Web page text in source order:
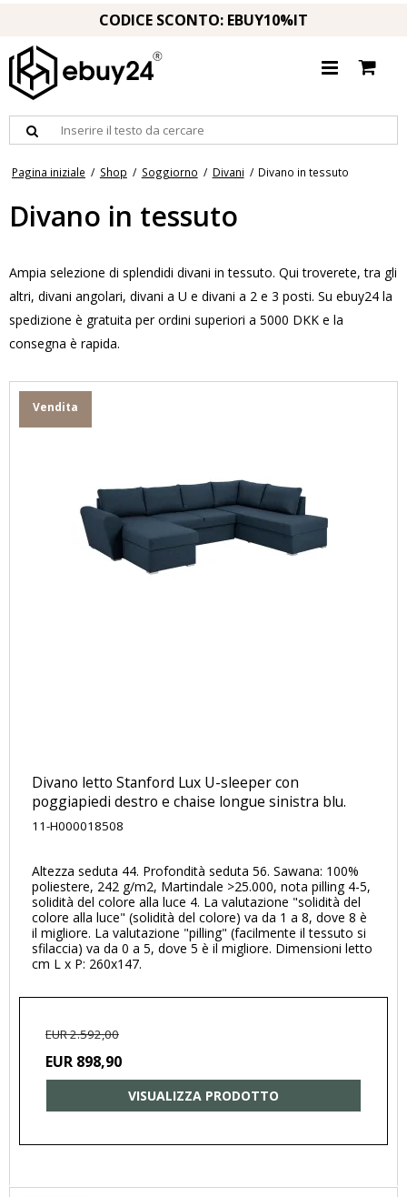
CODICE SCONTO: EBUY10%IT
Pagina iniziale / Shop / Soggiorno / Divani / Divano in tessuto
Divano in tessuto
Ampia selezione di splendidi divani in tessuto. Qui troverete, tra gli
altri, divani angolari, divani a U e divani a 2 e 3 posti. Su ebuy24 la
spedizione è gratuita per ordini superiori a 5000 DKK e la
consegna è rapida.
Vendita
Divano letto Stanford Lux ​​U-sleeper con
poggiapiedi destro e chaise longue sinistra blu.
11-H000018508
Altezza seduta 44. Profondità seduta 56. Sawana: 100%
poliestere, 242 g/m2, Martindale >25.000, nota pilling 4-5,
solidità del colore alla luce 4. La valutazione "solidità del
colore alla luce" (solidità del colore) va da 1 a 8, dove 8 è
il migliore. La valutazione "pilling" (facilmente il tessuto si
sfilaccia) va da 0 a 5, dove 5 è il migliore. Dimensioni letto
cm L x P: 260x147.
EUR 2.592,00
EUR 898,90
VISUALIZZA PRODOTTO